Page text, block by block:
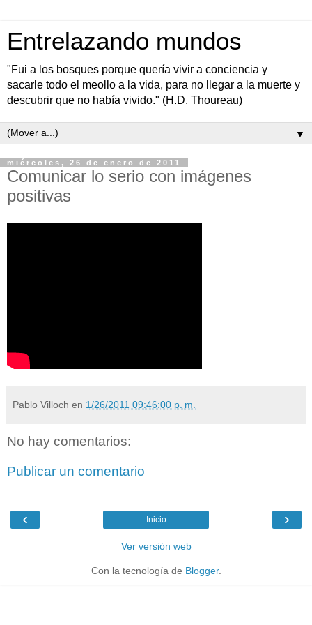
Entrelazando mundos
"Fui a los bosques porque quería vivir a conciencia y
sacarle todo el meollo a la vida, para no llegar a la muerte y
descubrir que no había vivido." (H.D. Thoureau)
▼
miércoles, 26 de enero de 2011
Comunicar lo serio con imágenes
positivas
Pablo Villoch en 1/26/2011 09:46:00 p. m.
No hay comentarios:
Publicar un comentario
‹ ›
Inicio
Ver versión web
Con la tecnología de Blogger.